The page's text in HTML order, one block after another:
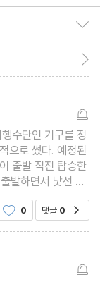
수단인 기구를 정
으로 썼다. 예정된
출발 직전 탑승한
발하면서 낯선 여
0 댓글 0